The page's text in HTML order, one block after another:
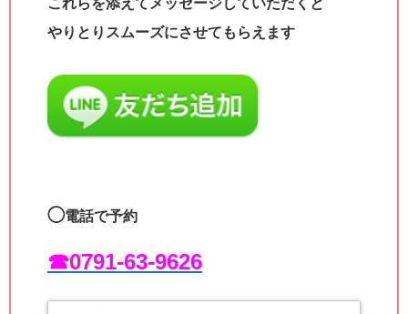
やりとりスムーズにさせてもらえます
◯電話で予約
☎︎0791-63-9626